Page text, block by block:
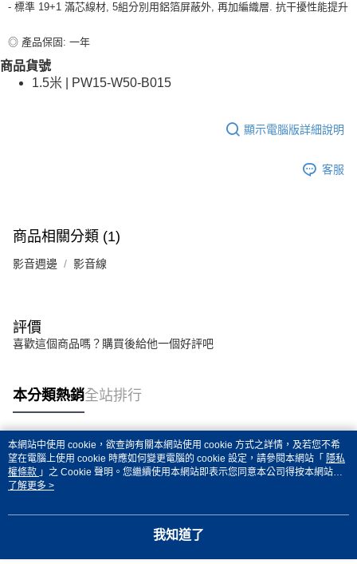
- 標準 19+1 滿芯線材, 5組分別用鋁箔屏蔽外, 再加編織層. 抗干擾性能提升
◎ 產品保固: 一年
商品貨號
1.5米 | PW15-W50-B015
顯示電腦版詳細說明
客服
商品相關分類 (1)
影音週邊 影音線
評價
喜歡這個商品嗎？購買後給他一個好評吧
本分類熱銷全站排行
熱門標籤
本網站中使用 cookie，欲查詢有關本網站使用 cookie 方式之詳情，及若您不希
望在電腦上使用 cookie 時應如何變更電腦的 cookie 設定，請參閱本網站「 隱私
權條款 」之 Cookie 聲明。您繼續使用本網站即表示您同意本公司得按本網站使
用條款之 Cookie 聲明使用 cookie。
了解更多 >
我知道了